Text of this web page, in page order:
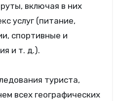
включая в них
услуг (питание,
спортивные и
и т. д.).
туриста,
всех географических